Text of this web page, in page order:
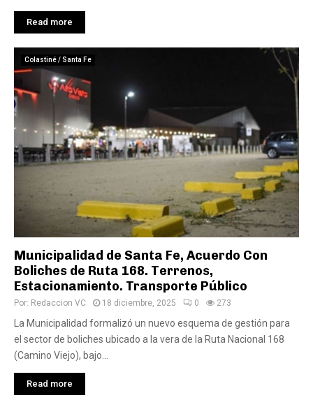
Read more
Colastiné / Santa Fe
Municipalidad de Santa Fe, Acuerdo Con
Boliches de Ruta 168. Terrenos,
Estacionamiento. Transporte Público
Por: Redaccion VC 18 diciembre, 2025 0 273
La Municipalidad formalizó un nuevo esquema de gestión para
el sector de boliches ubicado a la vera de la Ruta Nacional 168
(Camino Viejo), bajo...
Read more